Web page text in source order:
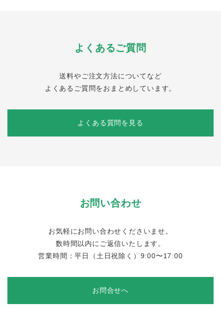
よくあるご質問
送料やご注文方法についてなど
よくあるご質問をおまとめしています。
よくある質問を見る
お問い合わせ
お気軽にお問い合わせくださいませ。
数時間以内にご返信いたします。
営業時間：平日（土日祝除く）9:00〜17:00
お問合せへ